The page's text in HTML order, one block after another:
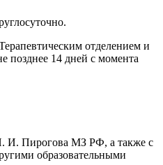
отделением и
позднее 14 дней с момента
И. Пирогова МЗ РФ, а также с
образовательными